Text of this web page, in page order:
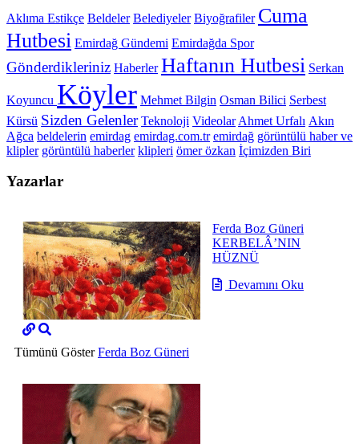
Aklıma Estikçe Beldeler Belediyeler Biyoğrafiler Cuma
Hutbesi Emirdağ Gündemi Emirdağda Spor
Gönderdikleriniz Haberler Haftanın Hutbesi Serkan
Koyuncu Köyler Mehmet Bilgin Osman Bilici Serbest
Kürsü Sizden Gelenler Teknoloji Videolar Ahmet Urfalı Akın
Ağca beldelerin emirdag emirdag.com.tr emirdağ görüntülü haber ve
klipler görüntülü haberler klipleri ömer özkan İçimizden Biri
Yazarlar
Ferda Boz Güneri
KERBELÂ’NIN
HÜZNÜ
Devamını Oku
Tümünü GösterFerda Boz Güneri